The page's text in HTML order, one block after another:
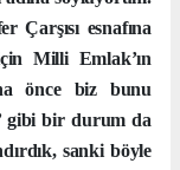
esnafına
Milli Emlak’ın
önce biz bunu
gibi bir durum da
sanki böyle